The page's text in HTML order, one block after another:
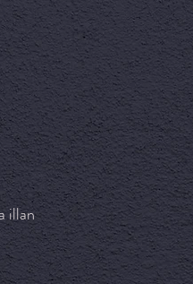
illan